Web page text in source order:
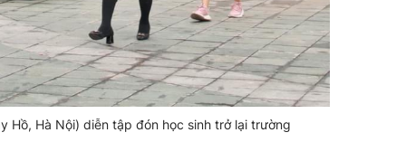
Hồ, Hà Nội) diễn tập đón học sinh trở lại trường